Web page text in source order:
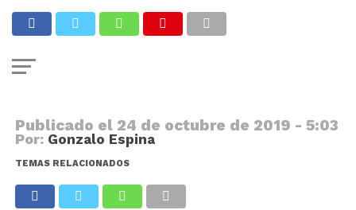
El mayor estudio genético de la
metástasis desvela nuevos
tratamientos contra el cáncer
Publicado el 24 de octubre de 2019 - 5:03
Por: Gonzalo Espina
TEMAS RELACIONADOS